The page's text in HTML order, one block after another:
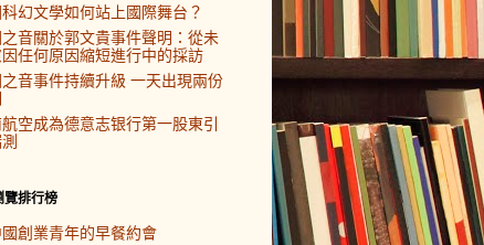
幻文學如何站上國際舞台？
音關於郭文貴事件聲明：從未
任何原因縮短進行中的採訪
音事件持續升級 一天出現兩份
空成為德意志银行第一股東引
覽排行榜
創業青年的早餐約會